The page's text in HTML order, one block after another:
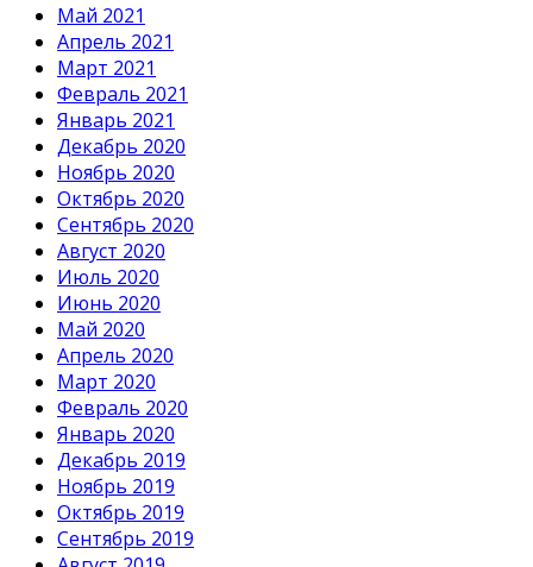
Май 2021
Апрель 2021
Март 2021
Февраль 2021
Январь 2021
Декабрь 2020
Ноябрь 2020
Октябрь 2020
Сентябрь 2020
Август 2020
Июль 2020
Июнь 2020
Май 2020
Апрель 2020
Март 2020
Февраль 2020
Январь 2020
Декабрь 2019
Ноябрь 2019
Октябрь 2019
Сентябрь 2019